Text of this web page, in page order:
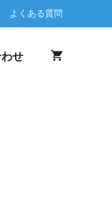
よくある質問
せ